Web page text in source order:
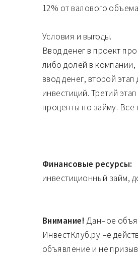
12% от валового
Условия и выгоды.
Ввод денег в проект
либо долей в компании,
ввод денег, второй
инвестиций. Третий
проценты по займу.
Финансовые ресурсы:
инвестиционный займ,
Внимание! Данное
ИнвестКлуб.ру не
объявление и не